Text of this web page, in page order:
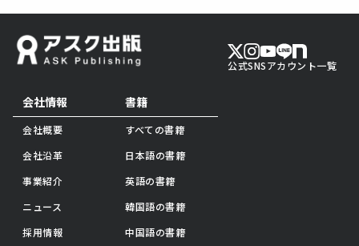
会社情報
会社概要
会社沿革
事業紹介
ニュース
採用情報
書籍
すべての書籍
日本語の書籍
英語の書籍
韓国語の書籍
中国語の書籍
公式SNSアカウント一覧